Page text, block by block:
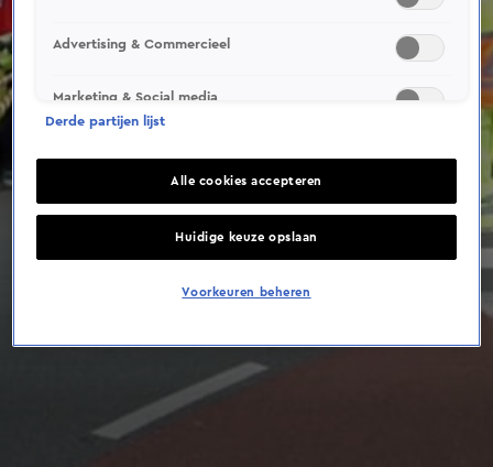
Advertising & Commercieel
Marketing & Social media
Derde partijen lijst
Alle cookies accepteren
Huidige keuze opslaan
Voorkeuren beheren